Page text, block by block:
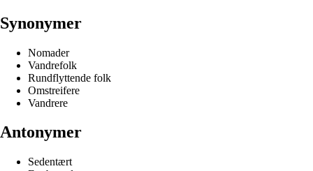
Synonymer
Nomader
Vandrefolk
Rundflyttende folk
Omstreifere
Vandrere
Antonymer
Sedentært